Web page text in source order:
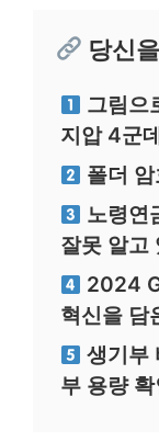
당신
그림으
지압 4군
폴더
노령연
잘못 알고
2024
혁신을 담
생기부
부 용량